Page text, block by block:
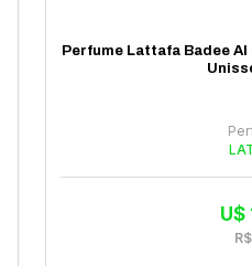
Perfume Lattafa Badee
U$
R$